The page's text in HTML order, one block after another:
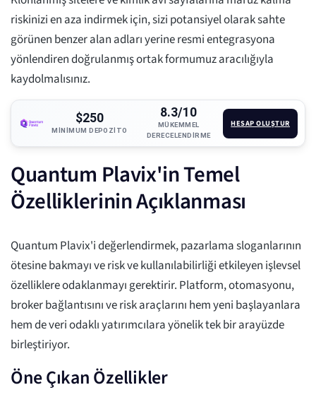
riskinizi en aza indirmek için, sizi potansiyel olarak sahte
görünen benzer alan adları yerine resmi entegrasyona
yönlendiren doğrulanmış ortak formumuz aracılığıyla
kaydolmalısınız.
$250
MINIMUM DEPOZITO
8.3/10
MÜKEMMEL
DERECELENDIRME
HESAP OLUŞTUR
Quantum Plavix'in Temel
Özelliklerinin Açıklanması
Quantum Plavix'i değerlendirmek, pazarlama sloganlarının
ötesine bakmayı ve risk ve kullanılabilirliği etkileyen işlevsel
özelliklere odaklanmayı gerektirir. Platform, otomasyonu,
broker bağlantısını ve risk araçlarını hem yeni başlayanlara
hem de veri odaklı yatırımcılara yönelik tek bir arayüzde
birleştiriyor.
Öne Çıkan Özellikler